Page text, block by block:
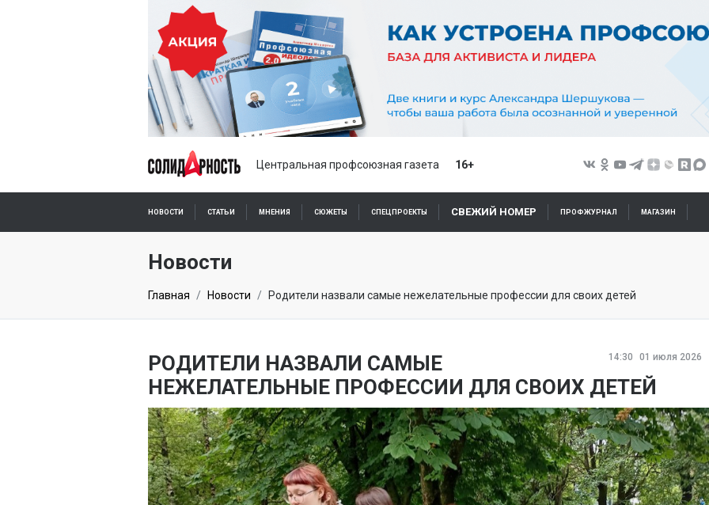
Центральная профсоюзная газета 16+
НОВОСТИ СТАТЬИ МНЕНИЯ СЮЖЕТЫ СПЕЦПРОЕКТЫ СВЕЖИЙ НОМЕР ПРОФЖУРНАЛ МАГАЗИН
ПОДПИСКА ОНЛАЙН
Новости
Главная Новости Родители назвали самые нежелательные профессии для своих детей
14:30 01 июля 2026
РОДИТЕЛИ НАЗВАЛИ САМЫЕ
НЕЖЕЛАТЕЛЬНЫЕ ПРОФЕССИИ ДЛЯ СВОИХ ДЕТЕЙ